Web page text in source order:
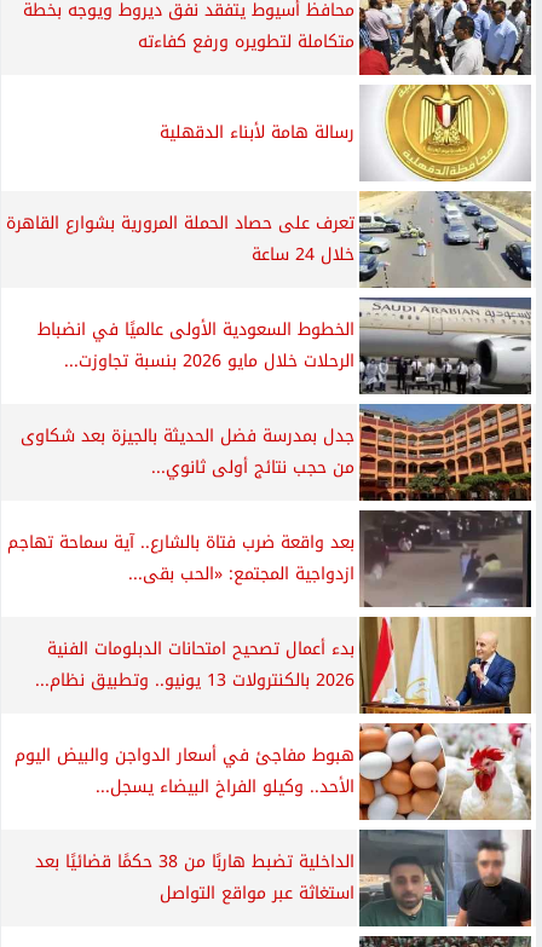
محافظ أسيوط يتفقد نفق ديروط ويوجه بخطة
متكاملة لتطويره ورفع كفاءته
رسالة هامة لأبناء الدقهلية
تعرف على حصاد الحملة المرورية بشوارع القاهرة
خلال 24 ساعة
الخطوط السعودية الأولى عالميًا في انضباط
الرحلات خلال مايو 2026 بنسبة تجاوزت...
جدل بمدرسة فضل الحديثة بالجيزة بعد شكاوى
من حجب نتائج أولى ثانوي...
بعد واقعة ضرب فتاة بالشارع.. آية سماحة تهاجم
ازدواجية المجتمع: «الحب بقى...
بدء أعمال تصحيح امتحانات الدبلومات الفنية
2026 بالكنترولات 13 يونيو.. وتطبيق نظام...
هبوط مفاجئ في أسعار الدواجن والبيض اليوم
الأحد.. وكيلو الفراخ البيضاء يسجل...
الداخلية تضبط هاربًا من 38 حكمًا قضائيًا بعد
استغاثة عبر مواقع التواصل